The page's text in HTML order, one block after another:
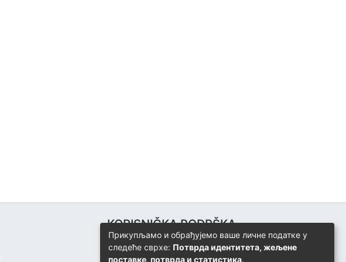
KORISNIČKA PODRŠKA
Univerzitetski računarski centar
+387 57 320 140
Прикупљамо и обрађујемо ваше личне податке у
следеће сврхе: Потврда идентитета, жељене
поставке, потврда и статистика.